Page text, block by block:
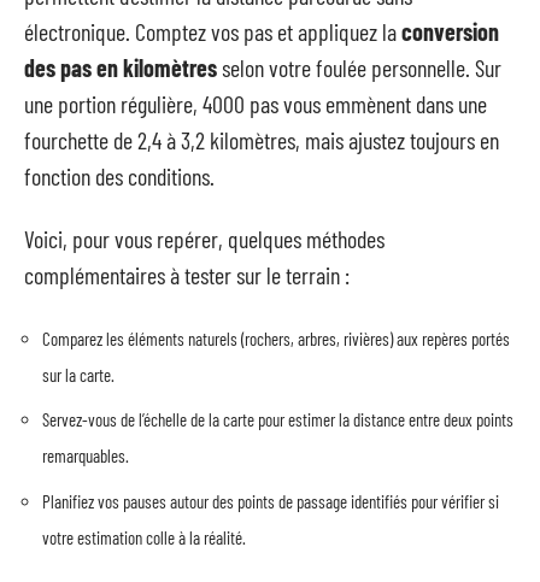
électronique. Comptez vos pas et appliquez laconversion
des pas en kilomètresselon votre foulée personnelle. Sur
une portion régulière, 4000 pas vous emmènent dans une
fourchette de 2,4 à 3,2 kilomètres, mais ajustez toujours en
fonction des conditions.
Voici, pour vous repérer, quelques méthodes
complémentaires à tester sur le terrain :
Comparez les éléments naturels (rochers, arbres, rivières) aux repères portés
sur la carte.
Servez-vous de l’échelle de la carte pour estimer la distance entre deux points
remarquables.
Planifiez vos pauses autour des points de passage identifiés pour vérifier si
votre estimation colle à la réalité.